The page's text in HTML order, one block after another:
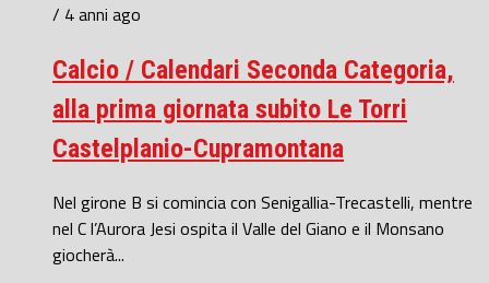
/ 4 anni ago
Calcio / Calendari Seconda Categoria,
alla prima giornata subito Le Torri
Castelplanio-Cupramontana
Nel girone B si comincia con Senigallia-Trecastelli, mentre
nel C l’Aurora Jesi ospita il Valle del Giano e il Monsano
giocherà...